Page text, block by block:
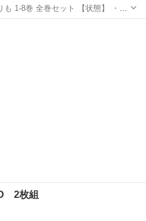
巻セット 【状態】 ・使
きれない汚れなどございます ・詳
2枚組